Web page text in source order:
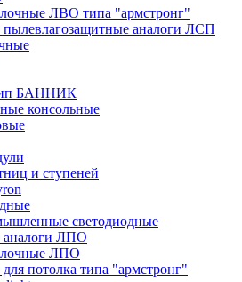
ЛВО типа "армстронг"
аналоги ЛСП
БАННИК
консольные
и ступеней
светодиодные
аналоги ЛПО
ЛПО
потолка типа "армстронг"